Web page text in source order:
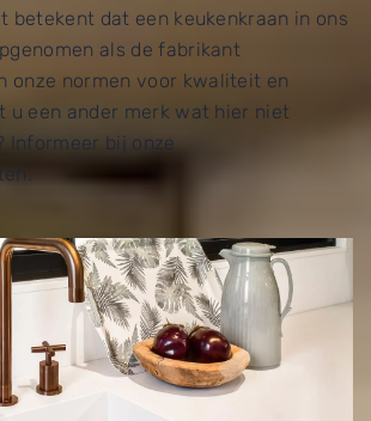
betekent dat een keukenkraan in ons
als de fabrikant
onze normen voor kwaliteit en
u een ander merk wat hier niet
Informeer bij onze